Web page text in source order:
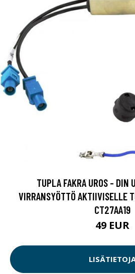
TUPLA FAKRA UROS - DIN
VIRRANSYÖTTÖ AKTIIVISELLE
CT27AA19
49 EUR